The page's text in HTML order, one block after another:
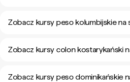
Zobacz kursy peso kolumbijskie na
Zobacz kursy colon kostarykański
Zobacz kursy peso dominikańskie